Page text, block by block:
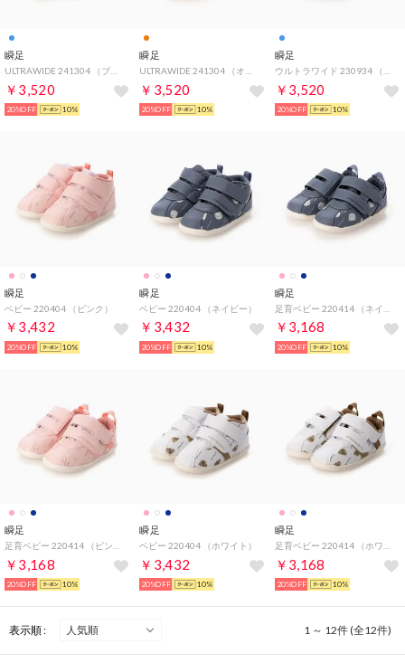
瞬足
￥3,520
20%OFF 10%
瞬足
￥3,520
20%OFF 10%
瞬足
￥3,520
20%OFF 10%
瞬足
ベビー 220404 （ピンク）
￥3,432
20%OFF 10%
瞬足
ベビー 220404 （ネイビー）
￥3,432
20%OFF 10%
瞬足
￥3,168
20%OFF 10%
瞬足
￥3,168
20%OFF 10%
瞬足
ベビー 220404 （ホワイト）
￥3,432
20%OFF 10%
瞬足
￥3,168
20%OFF 10%
表示順 : 1 ～ 12件 (全12件)